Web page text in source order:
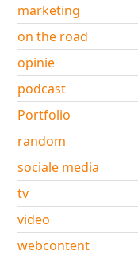
marketing
on the road
opinie
podcast
Portfolio
random
sociale media
tv
video
webcontent